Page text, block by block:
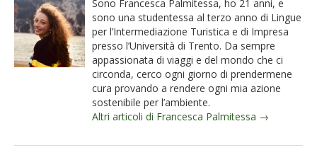
Sono Francesca Palmitessa, ho 21 anni, e
sono una studentessa al terzo anno di Lingue
per l’Intermediazione Turistica e di Impresa
presso l’Università di Trento. Da sempre
appassionata di viaggi e del mondo che ci
circonda, cerco ogni giorno di prendermene
cura provando a rendere ogni mia azione
sostenibile per l’ambiente.
Altri articoli di Francesca Palmitessa →